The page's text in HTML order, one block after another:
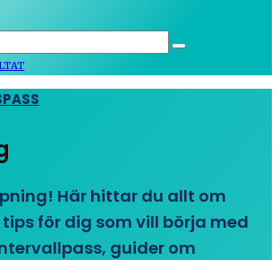
Här hittar du allt om
för dig som vill börja med
guider om